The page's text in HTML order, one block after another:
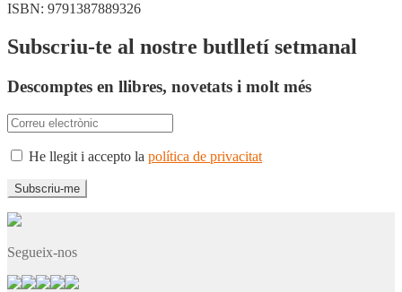
ISBN: 9791387889326
Subscriu-te al nostre butlletí setmanal
Descomptes en llibres, novetats i molt més
He llegit i accepto la política de privacitat
Segueix-nos